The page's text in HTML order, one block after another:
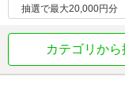
抽選で最大20,000円分
カテゴリから